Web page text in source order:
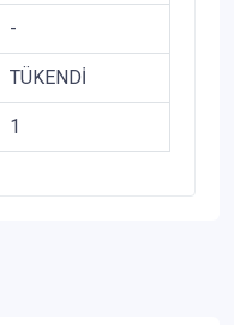
-
TÜKENDİ
1